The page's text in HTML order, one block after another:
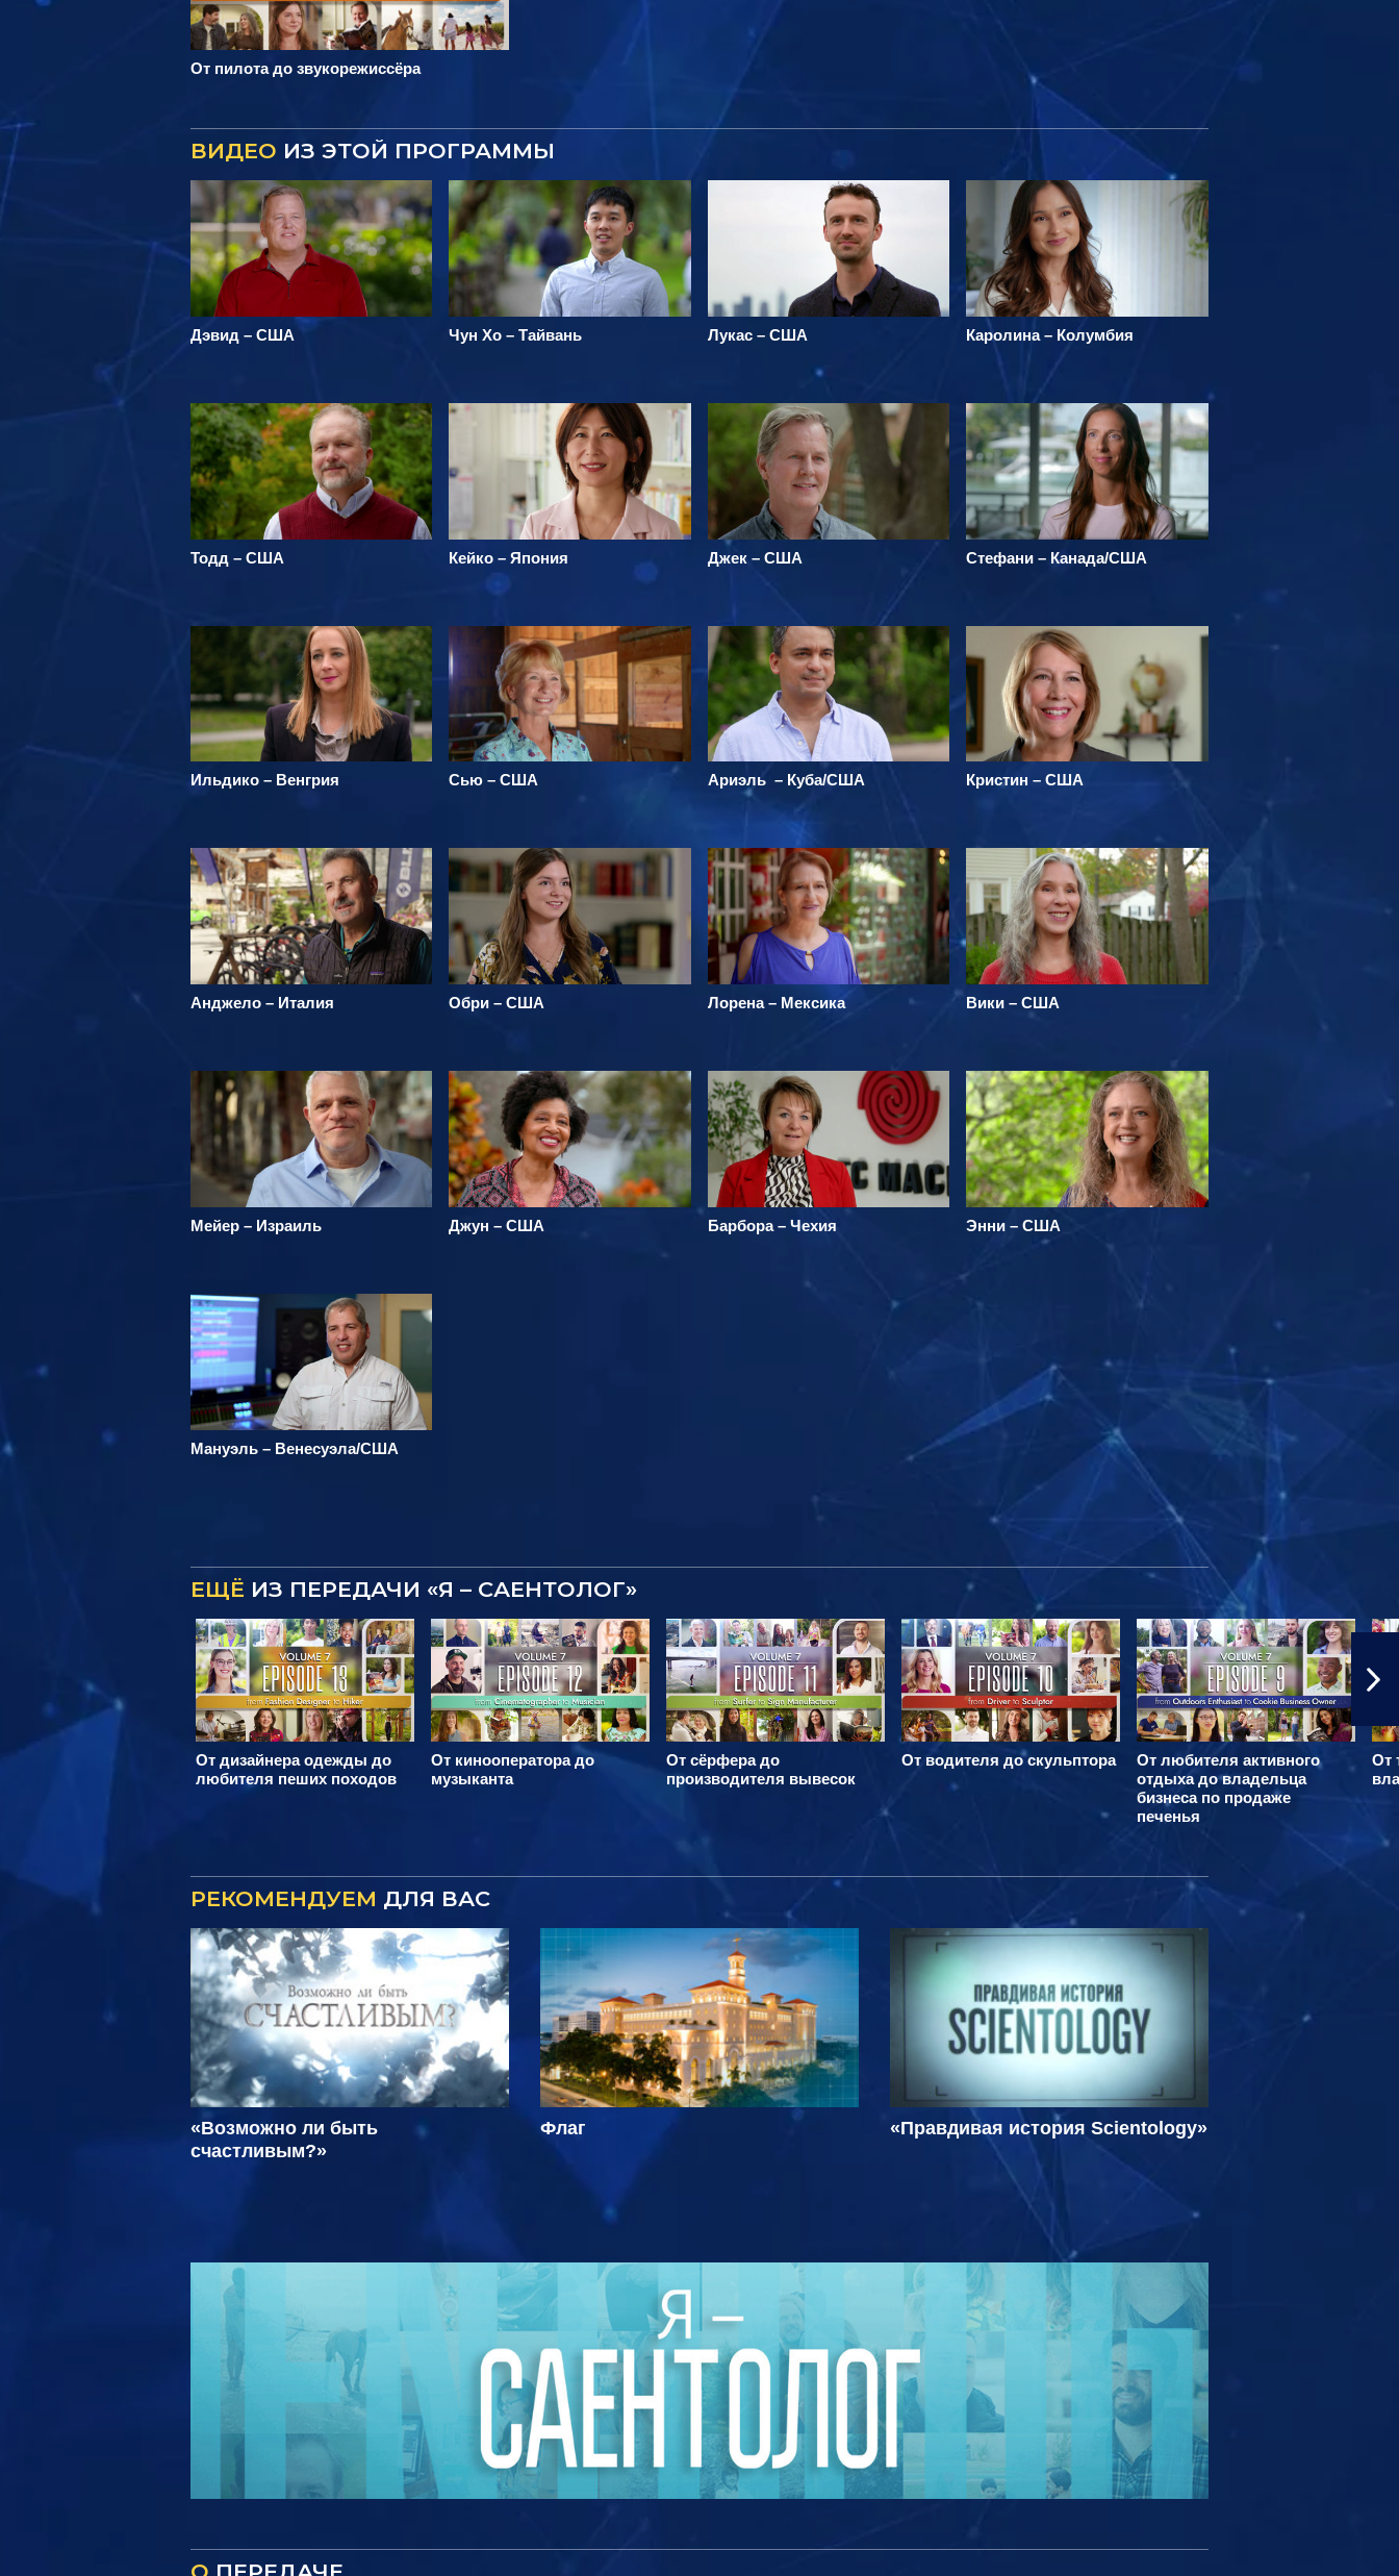
От пилота до звукорежиссёра
ВИДЕО ИЗ ЭТОЙ ПРОГРАММЫ
Дэвид – США Чун Хо – Тайвань Лукас – США Каролина – Колумбия
Тодд – США Кейко – Япония Джек – США Стефани – Канада/США
Ильдико – Венгрия Сью – США Ариэль – Куба/США Кристин – США
Анджело – Италия Обри – США Лорена – Мексика Вики – США
Мейер – Израиль Джун – США Барбора – Чехия Энни – США
Мануэль – Венесуэла/США
ЕЩЁ ИЗ ПЕРЕДАЧИ «Я – САЕНТОЛОГ»
От дизайнера одежды до
любителя пеших походов
От кинооператора до
музыканта
От сёрфера до
производителя вывесок
От водителя до скульптора
От любителя активного
отдыха до владельца
бизнеса по продаже
печенья
От
РЕКОМЕНДУЕМ ДЛЯ ВАС
«Возможно ли быть
счастливым?»
Флаг «Правдивая история Scientology»